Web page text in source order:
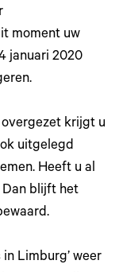
moment uw
januari 2020
krijgt u
uitgelegd
Heeft u al
Dan blijft het
Limburg’ weer